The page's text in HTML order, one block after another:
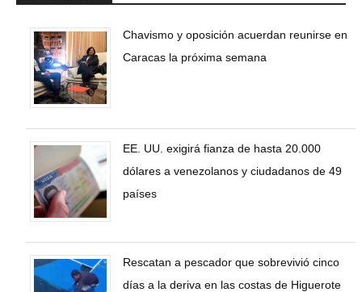
Chavismo y oposición acuerdan reunirse en
Caracas la próxima semana
EE. UU. exigirá fianza de hasta 20.000
dólares a venezolanos y ciudadanos de 49
países
Rescatan a pescador que sobrevivió cinco
días a la deriva en las costas de Higuerote